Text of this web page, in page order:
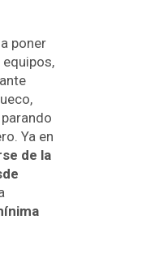
poner
Ya en
de la